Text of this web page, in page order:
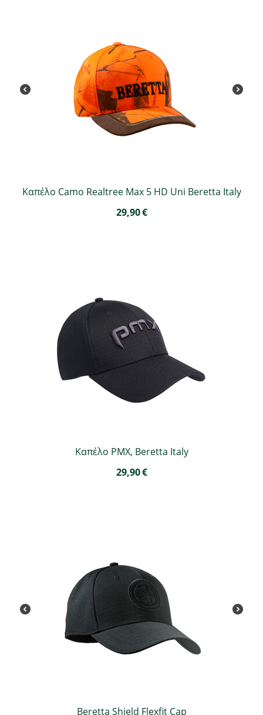
Καπέλο Camo Realtree Max 5 HD Uni Beretta Italy
29,90€
Καπέλο PMX, Beretta Italy
29,90€
Beretta Shield Flexfit Cap